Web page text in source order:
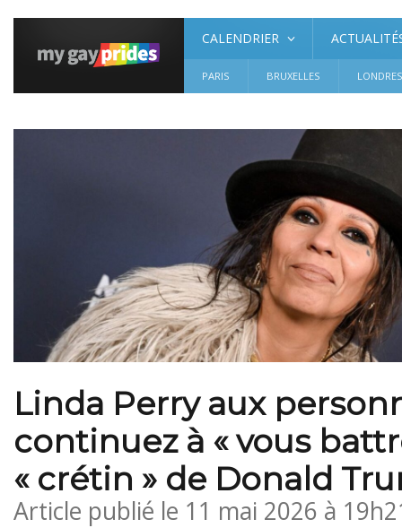
CALENDRIER
PARIS BRUXELLES LONDRES
Linda Perry aux
continuez à « vous
« crétin » de Donald
Article publié le 11 mai 2026 à